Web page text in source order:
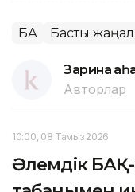
БАҚ Басты
Зарина
Авторлар
10:00, 08 Тамыз 2026
Әлемдік БАҚ-